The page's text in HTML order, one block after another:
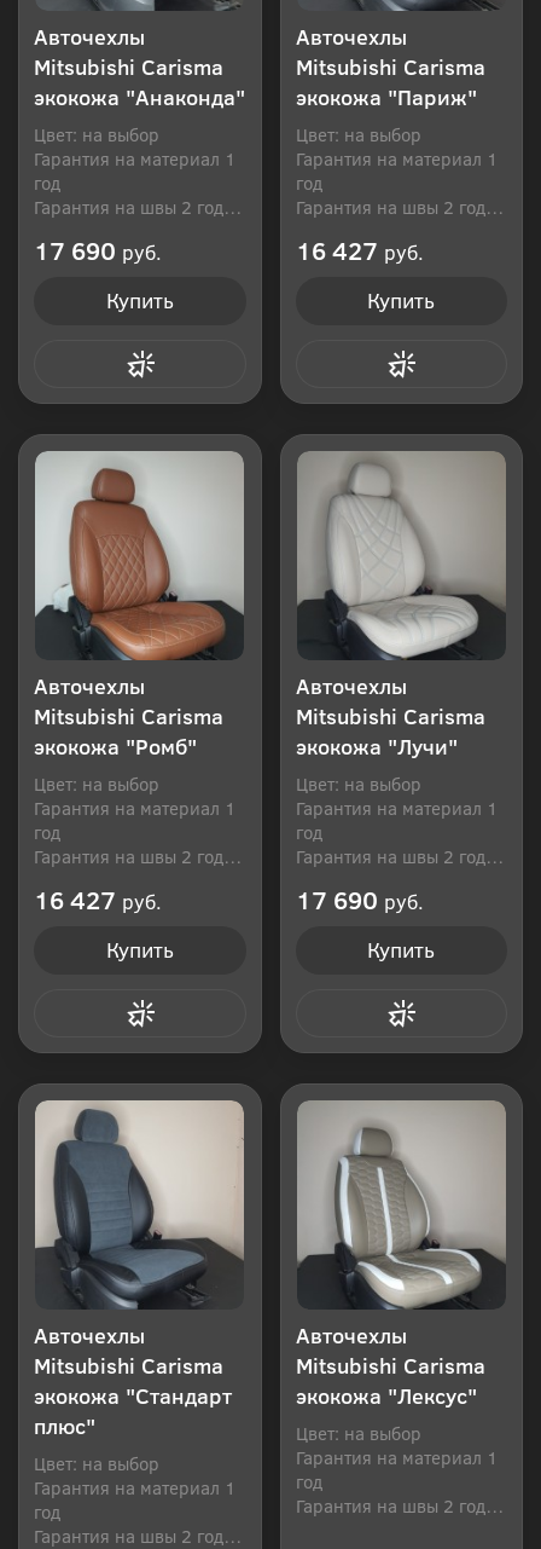
Авточехлы
Mitsubishi Carisma
экокожа "Анаконда"
Цвет: на выбор
Гарантия на материал 1
год
Гарантия на швы 2 года
17 690 руб.
Купить
Авточехлы
Mitsubishi Carisma
экокожа "Париж"
Цвет: на выбор
Гарантия на материал 1
год
Гарантия на швы 2 года
16 427 руб.
Купить
Авточехлы
Mitsubishi Carisma
экокожа "Ромб"
Цвет: на выбор
Гарантия на материал 1
год
Гарантия на швы 2 года
16 427 руб.
Купить
Авточехлы
Mitsubishi Carisma
экокожа "Лучи"
Цвет: на выбор
Гарантия на материал 1
год
Гарантия на швы 2 года
17 690 руб.
Купить
Авточехлы
Mitsubishi Carisma
экокожа "Стандарт
плюс"
Цвет: на выбор
Гарантия на материал 1
год
Гарантия на швы 2 года
Авточехлы
Mitsubishi Carisma
экокожа "Лексус"
Цвет: на выбор
Гарантия на материал 1
год
Гарантия на швы 2 года